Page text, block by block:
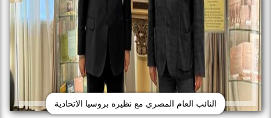
النائب العام المصري مع نظيره بروسيا الاتحادية